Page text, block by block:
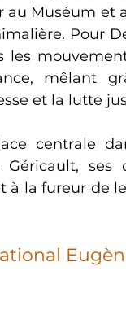
au Muséum
Pour
mêlant
et la lutte
centrale
à la fureur de